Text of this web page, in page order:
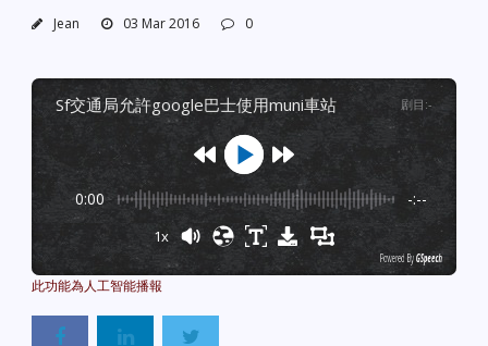
Jean 03 Mar 2016 0
sf交通局允許google巴士使用muni車站 剧目 :-
0:00 -:--
1x
Powered By GSpeech